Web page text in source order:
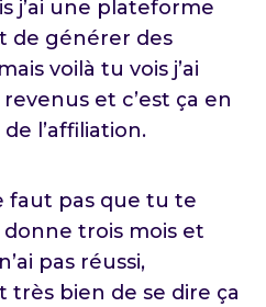
j’ai une plateforme
de générer des
voilà tu vois j’ai
et c’est ça en
l’affiliation.
faut pas que tu te
donne trois mois et
pas réussi,
très bien de se dire ça